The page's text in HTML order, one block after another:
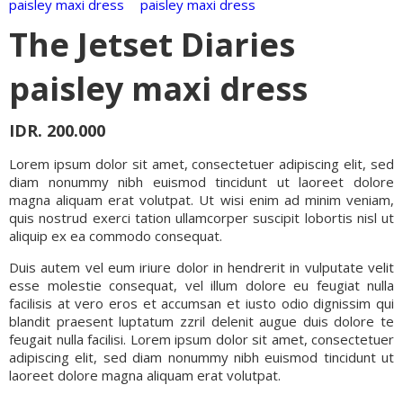
The Jetset Diaries
paisley maxi dress
IDR. 200.000
Lorem ipsum dolor sit amet, consectetuer adipiscing elit, sed
diam nonummy nibh euismod tincidunt ut laoreet dolore
magna aliquam erat volutpat. Ut wisi enim ad minim veniam,
quis nostrud exerci tation ullamcorper suscipit lobortis nisl ut
aliquip ex ea commodo consequat.
Duis autem vel eum iriure dolor in hendrerit in vulputate velit
esse molestie consequat, vel illum dolore eu feugiat nulla
facilisis at vero eros et accumsan et iusto odio dignissim qui
blandit praesent luptatum zzril delenit augue duis dolore te
feugait nulla facilisi. Lorem ipsum dolor sit amet, consectetuer
adipiscing elit, sed diam nonummy nibh euismod tincidunt ut
laoreet dolore magna aliquam erat volutpat.